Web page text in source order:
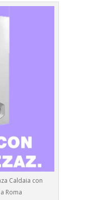
Caldaia con
Roma